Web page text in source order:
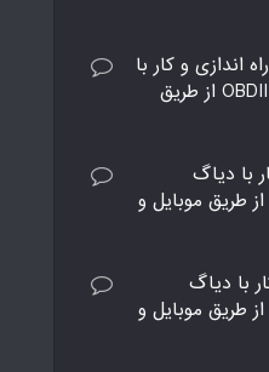
راه اندازی و کار با
دیاگ ELM327 خودرو OBDII از طریق
با دیاگ
ELM327 خودرو OBDII از طریق موبایل و
با دیاگ
ELM327 خودرو OBDII از طریق موبایل و